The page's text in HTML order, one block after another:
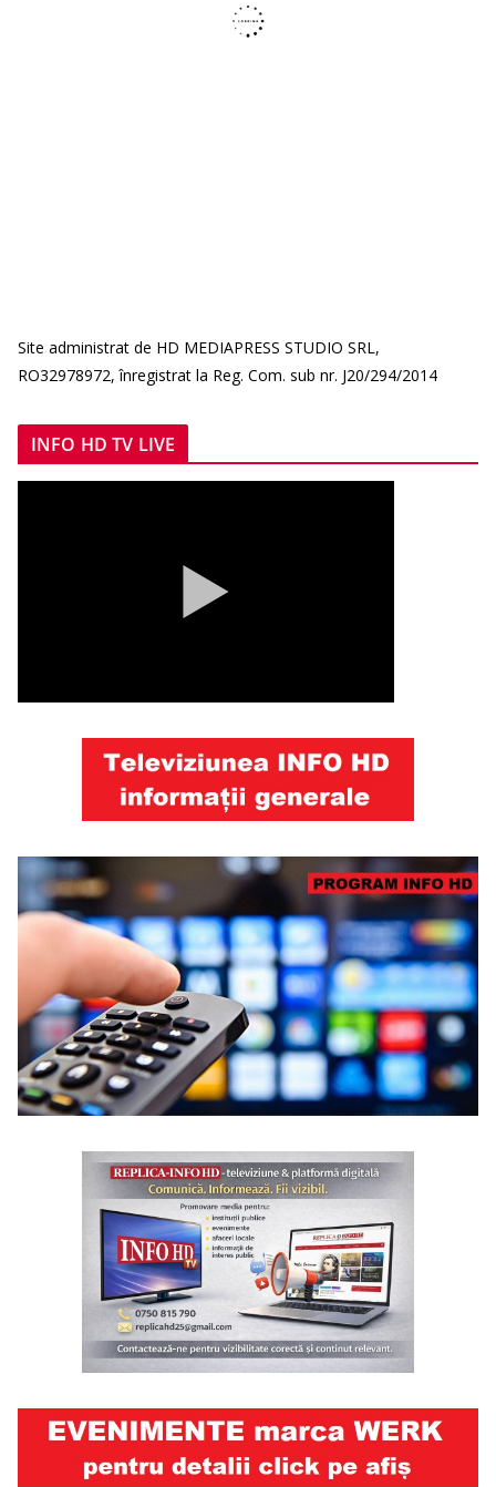
Site administrat de HD MEDIAPRESS STUDIO SRL,
RO32978972, înregistrat la Reg. Com. sub nr. J20/294/2014
INFO HD TV LIVE